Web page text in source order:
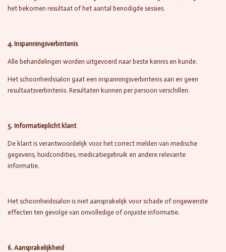
het bekomen resultaat of het aantal benodigde sessies.
4. Inspanningsverbintenis
Alle behandelingen worden uitgevoerd naar beste kennis en kunde.
Het schoonheidssalon gaat een inspanningsverbintenis aan en geen
resultaatsverbintenis. Resultaten kunnen per persoon verschillen.
5. Informatieplicht klant
De klant is verantwoordelijk voor het correct melden van medische
gegevens, huidcondities, medicatiegebruik en andere relevante
informatie.
Het schoonheidssalon is niet aansprakelijk voor schade of ongewenste
effecten ten gevolge van onvolledige of onjuiste informatie.
6. Aansprakelijkheid